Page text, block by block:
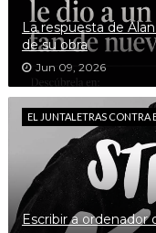
La respuesta de
de su obra
Jun 09, 2026
EL JUNTALETRAS CONTRA
Escribir a